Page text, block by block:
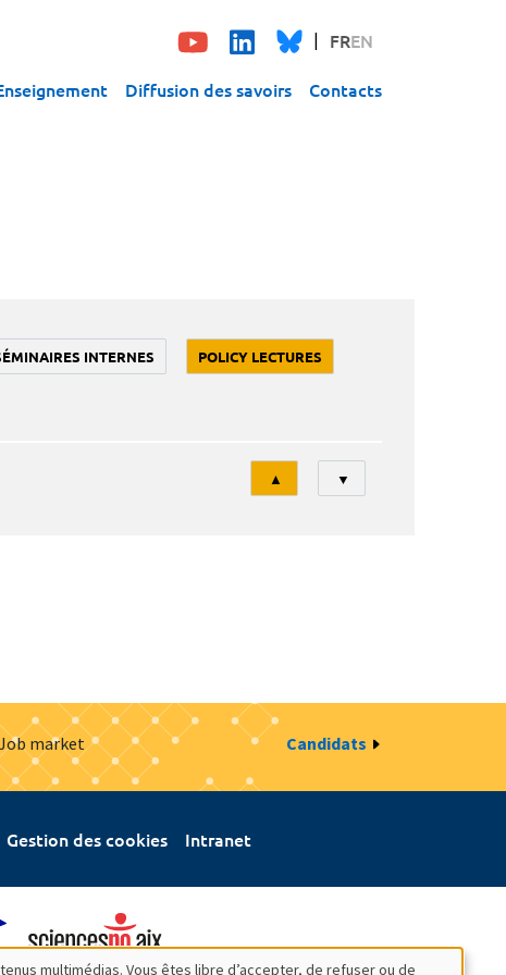
FREN
Diffusion des savoirs Contacts
INTERNES POLICY LECTURES
Tri
▲ ▼
market Candidats
Gestion des cookies Intranet
multimédias. Vous êtes libre d’accepter, de refuser ou de